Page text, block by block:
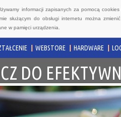
informacji zapisanych za pomocą
służącym do obsługi internetu można
w pamięci urządzenia.
WEBSTORE HARDWARE
DO